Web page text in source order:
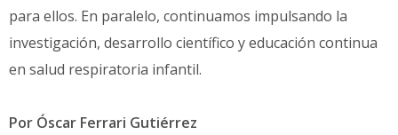
para ellos. En paralelo, continuamos impulsando la
investigación, desarrollo científico y educación continua
en salud respiratoria infantil.
Por Óscar Ferrari Gutiérrez